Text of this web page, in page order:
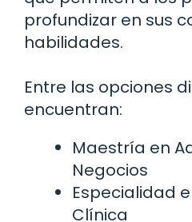
profundizar en sus
habilidades.
Entre las opciones
encuentran:
Maestría en
Negocios
Especialidad
Clínica